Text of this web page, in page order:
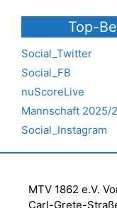
Top-
Social_Twitter
Social_FB
nuScoreLive
Mannschaft 2025/
Social_Instagram
MTV 1862 e.V.
Carl-Grete-